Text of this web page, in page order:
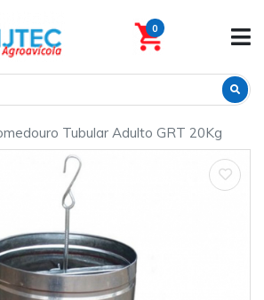
0
Tubular Adulto GRT 20Kg